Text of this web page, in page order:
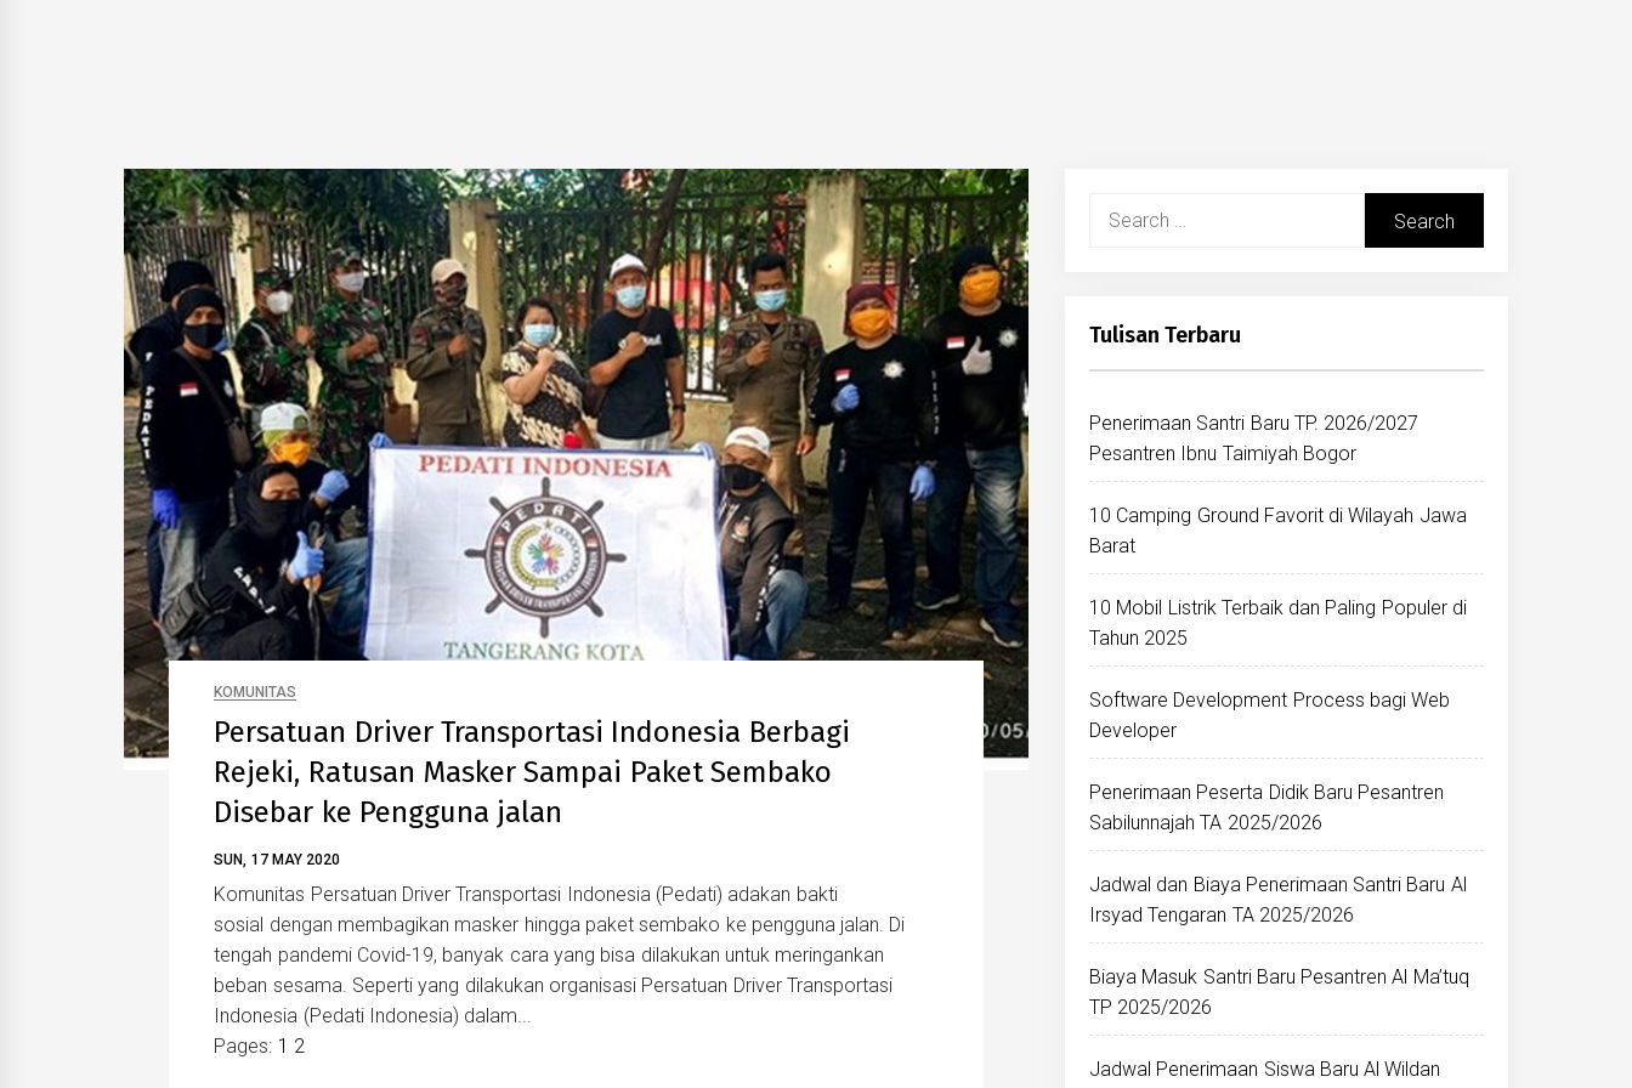
KOMUNITAS
Persatuan Driver Transportasi Indonesia Berbagi
Rejeki, Ratusan Masker Sampai Paket Sembako
Disebar ke Pengguna jalan
SUN, 17 MAY 2020
Komunitas Persatuan Driver Transportasi Indonesia (Pedati) adakan bakti
sosial dengan membagikan masker hingga paket sembako ke pengguna jalan. Di
tengah pandemi Covid-19, banyak cara yang bisa dilakukan untuk meringankan
beban sesama. Seperti yang dilakukan organisasi Persatuan Driver Transportasi
Indonesia (Pedati Indonesia) dalam...
Pages: 1 2
Search
Tulisan Terbaru
Penerimaan Santri Baru TP. 2026/2027
Pesantren Ibnu Taimiyah Bogor
10 Camping Ground Favorit di Wilayah Jawa
Barat
10 Mobil Listrik Terbaik dan Paling Populer di
Tahun 2025
Software Development Process bagi Web
Developer
Penerimaan Peserta Didik Baru Pesantren
Sabilunnajah TA 2025/2026
Jadwal dan Biaya Penerimaan Santri Baru Al
Irsyad Tengaran TA 2025/2026
Biaya Masuk Santri Baru Pesantren Al Ma’tuq
TP 2025/2026
Jadwal Penerimaan Siswa Baru Al Wildan